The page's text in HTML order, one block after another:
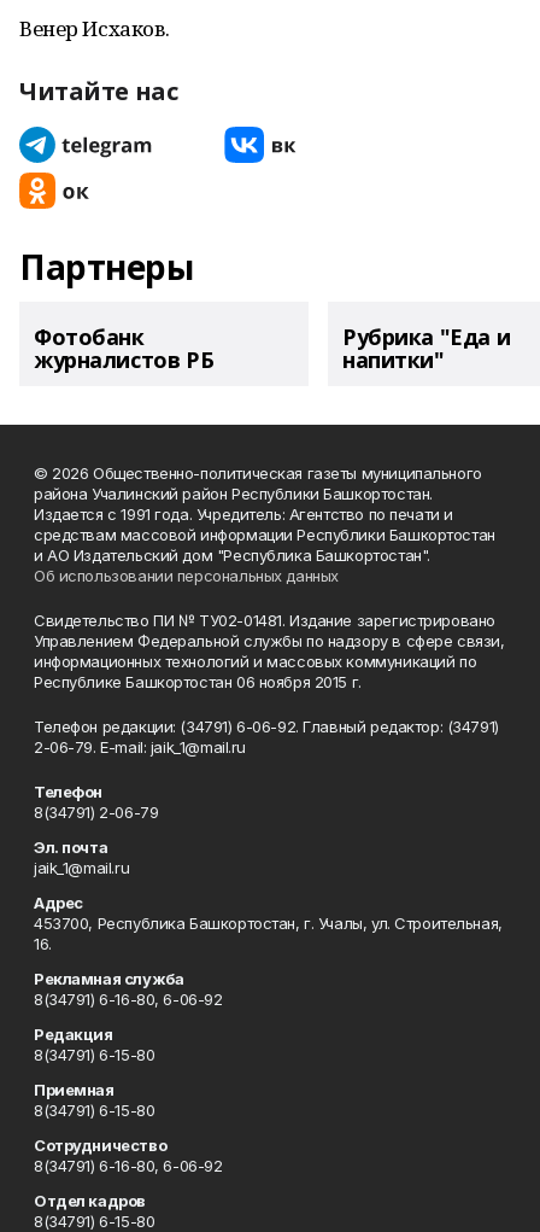
Венер Исхаков.
Читайте нас
Партнеры
Фотобанк
журналистов РБ
Рубрика "Еда и
напитки"
© 2026 Общественно-политическая газеты муниципального
района Учалинский район Республики Башкортостан.
Издается с 1991 года. Учредитель: Агентство по печати и
средствам массовой информации Республики Башкортостан
и АО Издательский дом "Республика Башкортостан".
Об использовании персональных данных
Свидетельство ПИ № ТУ02-01481. Издание зарегистрировано
Управлением Федеральной службы по надзору в сфере связи,
информационных технологий и массовых коммуникаций по
Республике Башкортостан 06 ноября 2015 г.
Телефон редакции: (34791) 6-06-92. Главный редактор: (34791)
2-06-79. Е-mаil: jaik_1@mail.ru
Телефон
8(34791) 2-06-79
Эл. почта
jaik_1@mail.ru
Адрес
453700, Республика Башкортостан, г. Учалы, ул. Строительная,
16.
Рекламная служба
8(34791) 6-16-80, 6-06-92
Редакция
8(34791) 6-15-80
Приемная
8(34791) 6-15-80
Сотрудничество
8(34791) 6-16-80, 6-06-92
Отдел кадров
8(34791) 6-15-80